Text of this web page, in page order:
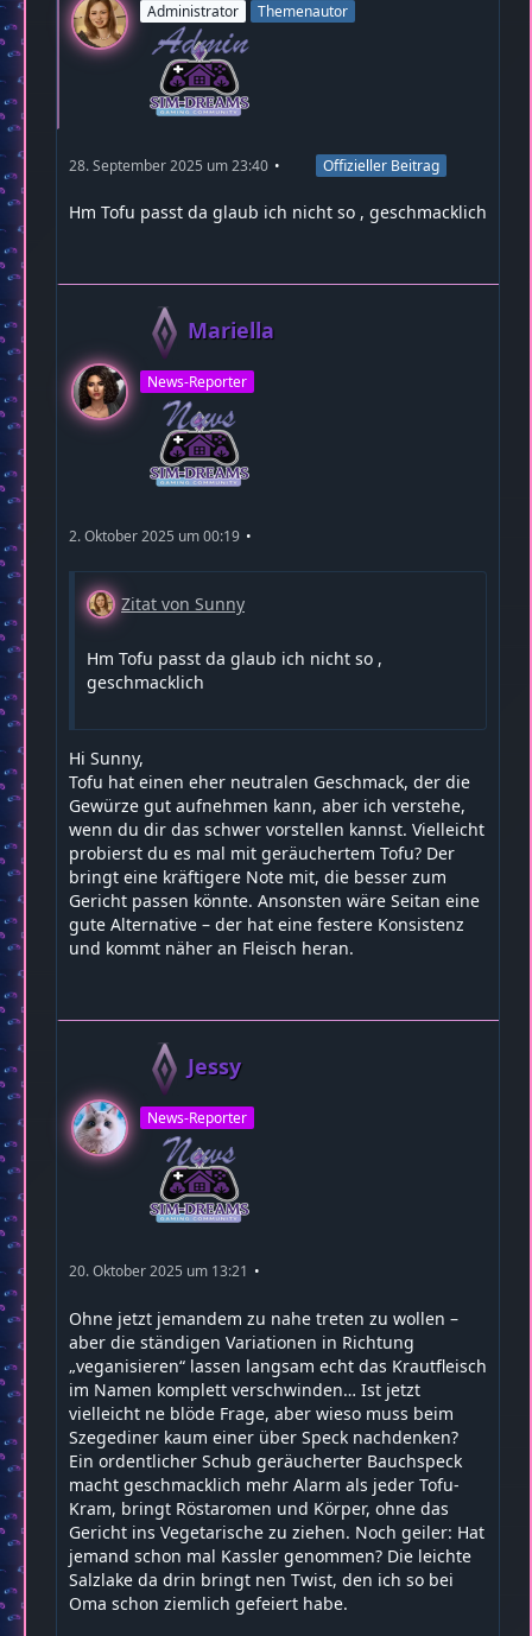
Administrator Themenautor
28. September 2025 um 23:40 Offizieller Beitrag
Hm Tofu passt da glaub ich nicht so , geschmacklich
Mariella
News-Reporter
2. Oktober 2025 um 00:19
Zitat von Sunny
Hm Tofu passt da glaub ich nicht so ,
geschmacklich
Hi Sunny,
Tofu hat einen eher neutralen Geschmack, der die
Gewürze gut aufnehmen kann, aber ich verstehe,
wenn du dir das schwer vorstellen kannst. Vielleicht
probierst du es mal mit geräuchertem Tofu? Der
bringt eine kräftigere Note mit, die besser zum
Gericht passen könnte. Ansonsten wäre Seitan eine
gute Alternative – der hat eine festere Konsistenz
und kommt näher an Fleisch heran.
Jessy
News-Reporter
20. Oktober 2025 um 13:21
Ohne jetzt jemandem zu nahe treten zu wollen –
aber die ständigen Variationen in Richtung
„veganisieren“ lassen langsam echt das Krautfleisch
im Namen komplett verschwinden… Ist jetzt
vielleicht ne blöde Frage, aber wieso muss beim
Szegediner kaum einer über Speck nachdenken?
Ein ordentlicher Schub geräucherter Bauchspeck
macht geschmacklich mehr Alarm als jeder Tofu-
Kram, bringt Röstaromen und Körper, ohne das
Gericht ins Vegetarische zu ziehen. Noch geiler: Hat
jemand schon mal Kassler genommen? Die leichte
Salzlake da drin bringt nen Twist, den ich so bei
Oma schon ziemlich gefeiert habe.